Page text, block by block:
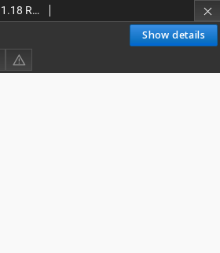
Show details
Głos Leszczyński 1928.11.18 R.9 Nr267